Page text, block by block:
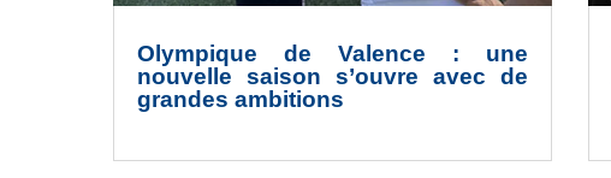
Olympique de Valence : une
nouvelle saison s’ouvre avec de
grandes ambitions